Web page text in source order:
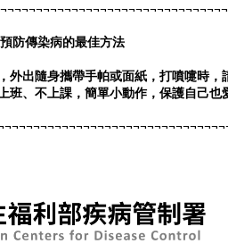
防傳染病的最佳方法
外出隨身攜帶手帕或面紙，打噴嚏時，
班、不上課，簡單小動作，保護自己也
衛生保健